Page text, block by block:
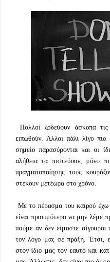
Πολλοί ξοδεύουν άσκοπα
ειπωθούν. Άλλοι πάλι λίγο πιο
σημείο παρασύρονται και οι
αλήθεια τα πιστεύουν, μόνο
πραγματοποίησης τους
στέκουν μετέωρα στο χρόνο.
Με το πέρασμα του καιρού
είναι προτιμότερο να μην λέμε
πούμε αν δεν είμαστε
τον λόγο μας σε πράξη. Έτσι,
στον ίδιο μας τον εαυτό και